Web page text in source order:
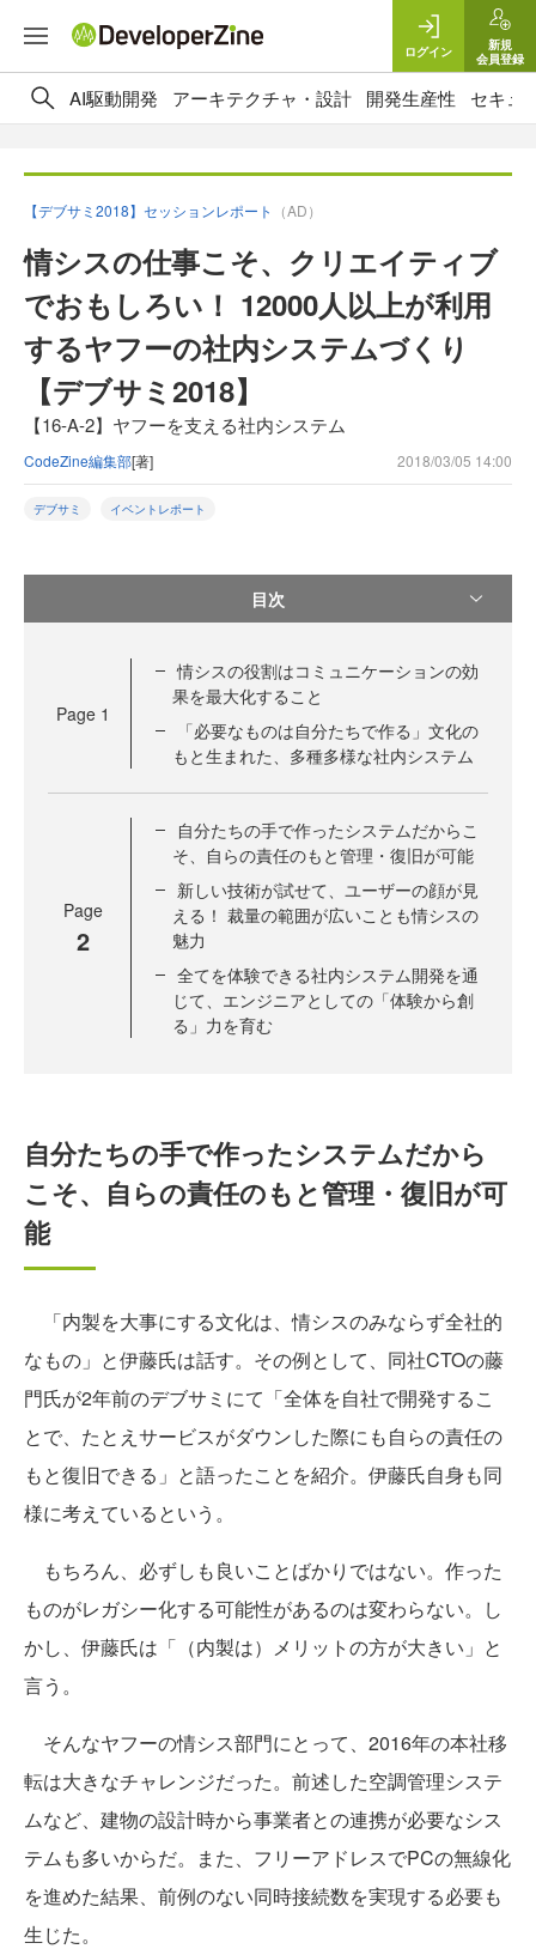
ログイン
新規
会員登録
AI駆動開発 アーキテクチャ・設計 開発生産性 セキュ
【デブサミ2018】セッションレポート （AD）
情シスの仕事こそ、クリエイティブ
でおもしろい！ 12000人以上が利用
するヤフーの社内システムづくり
【デブサミ2018】
【16-A-2】ヤフーを支える社内システム
CodeZine編集部[著] 2018/03/05 14:00
デブサミ イベントレポート
目次
Page 1
情シスの役割はコミュニケーションの効
果を最大化すること
「必要なものは自分たちで作る」文化の
もと生まれた、多種多様な社内システム
Page
2
自分たちの手で作ったシステムだからこ
そ、自らの責任のもと管理・復旧が可能
新しい技術が試せて、ユーザーの顔が見
える！ 裁量の範囲が広いことも情シスの
魅力
全てを体験できる社内システム開発を通
じて、エンジニアとしての「体験から創
る」力を育む
自分たちの手で作ったシステムだから
こそ、自らの責任のもと管理・復旧が可
能
「内製を大事にする文化は、情シスのみならず全社的
なもの」と伊藤氏は話す。その例として、同社CTOの藤
門氏が2年前のデブサミにて「全体を自社で開発するこ
とで、たとえサービスがダウンした際にも自らの責任の
もと復旧できる」と語ったことを紹介。伊藤氏自身も同
様に考えているという。
もちろん、必ずしも良いことばかりではない。作った
ものがレガシー化する可能性があるのは変わらない。し
かし、伊藤氏は「（内製は）メリットの方が大きい」と
言う。
そんなヤフーの情シス部門にとって、2016年の本社移
転は大きなチャレンジだった。前述した空調管理システ
ムなど、建物の設計時から事業者との連携が必要なシス
テムも多いからだ。また、フリーアドレスでPCの無線化
を進めた結果、前例のない同時接続数を実現する必要も
生じた。